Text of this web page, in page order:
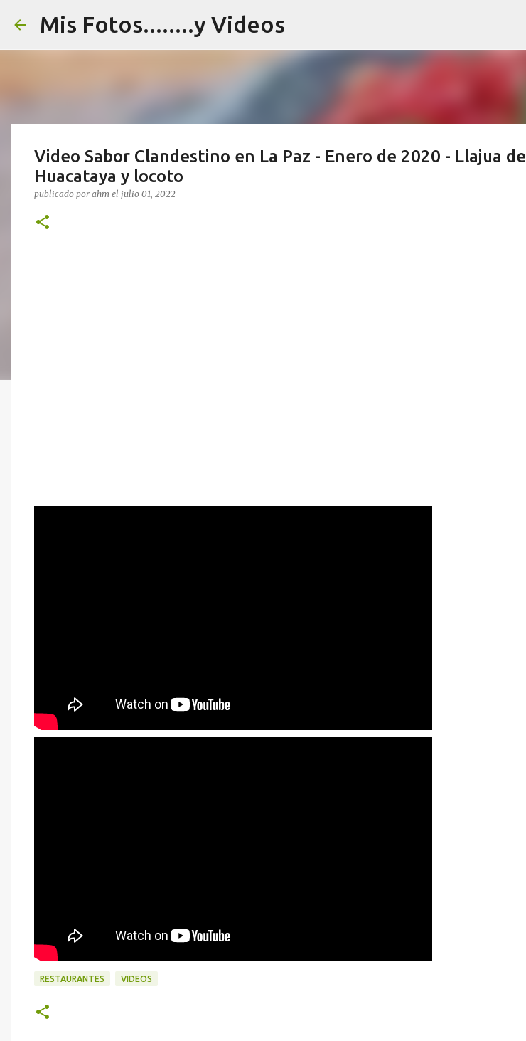
Mis Fotos........y Videos
Video Sabor Clandestino en La Paz - Enero de 2020 - Llajua de
Huacataya y locoto
publicado por ahm el julio 01, 2022
RESTAURANTES VIDEOS